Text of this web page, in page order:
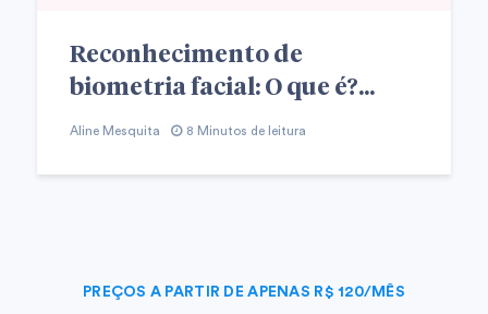
Reconhecimento de
biometria facial: O que é?...
Aline Mesquita 8 Minutos de leitura
PREÇOS A PARTIR DE APENAS R$ 120/MÊS